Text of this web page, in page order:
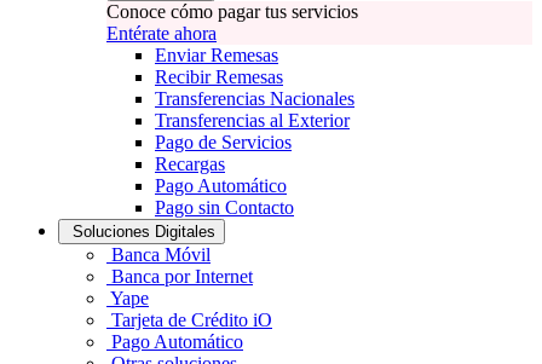
Conoce cómo pagar tus servicios
Entérate ahora
Enviar Remesas
Recibir Remesas
Transferencias Nacionales
Transferencias al Exterior
Pago de Servicios
Recargas
Pago Automático
Pago sin Contacto
Soluciones Digitales
Banca Móvil
Banca por Internet
Yape
Tarjeta de Crédito iO
Pago Automático